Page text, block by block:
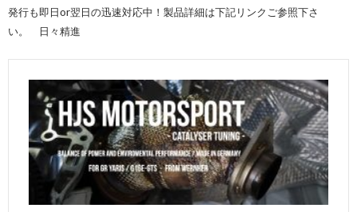
発行も即日or翌日の迅速対応中！製品詳細は下記リンクご参照下さ
い。 日々精進